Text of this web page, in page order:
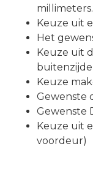
millimeters.
Keuze uit
Het
Keuze uit
Keuze
Gewenste
Gewenste
Keuze uit
voordeur)